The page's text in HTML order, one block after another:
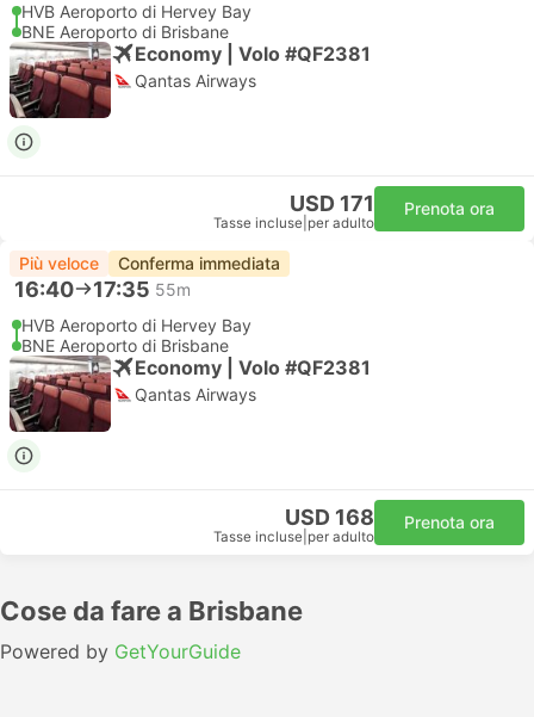
HVB Aeroporto di Hervey Bay
BNE Aeroporto di Brisbane
Economy | Volo #QF2381
Qantas Airways
USD 171
Tasse incluse per adulto
Prenota ora
Più veloce Conferma immediata
16:40 17:35 55m
HVB Aeroporto di Hervey Bay
BNE Aeroporto di Brisbane
Economy | Volo #QF2381
Qantas Airways
USD 168
Tasse incluse per adulto
Prenota ora
Cose da fare a Brisbane
Powered by GetYourGuide